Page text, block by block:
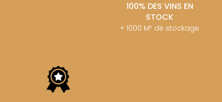
100% DES VINS EN
STOCK
+ 1000 M² de stockage